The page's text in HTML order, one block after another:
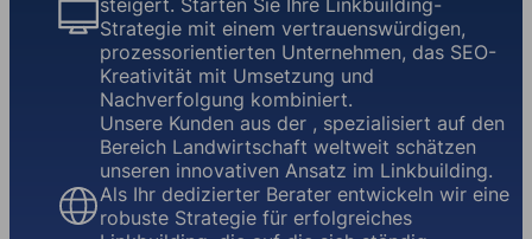
steigert. Starten Sie Ihre Linkbuilding-
Strategie mit einem vertrauenswürdigen,
prozessorientierten Unternehmen, das SEO-
Kreativität mit Umsetzung und
Nachverfolgung kombiniert.
Unsere Kunden aus der , spezialisiert auf den
Bereich Landwirtschaft weltweit schätzen
unseren innovativen Ansatz im Linkbuilding.
Als Ihr dedizierter Berater entwickeln wir eine
robuste Strategie für erfolgreiches